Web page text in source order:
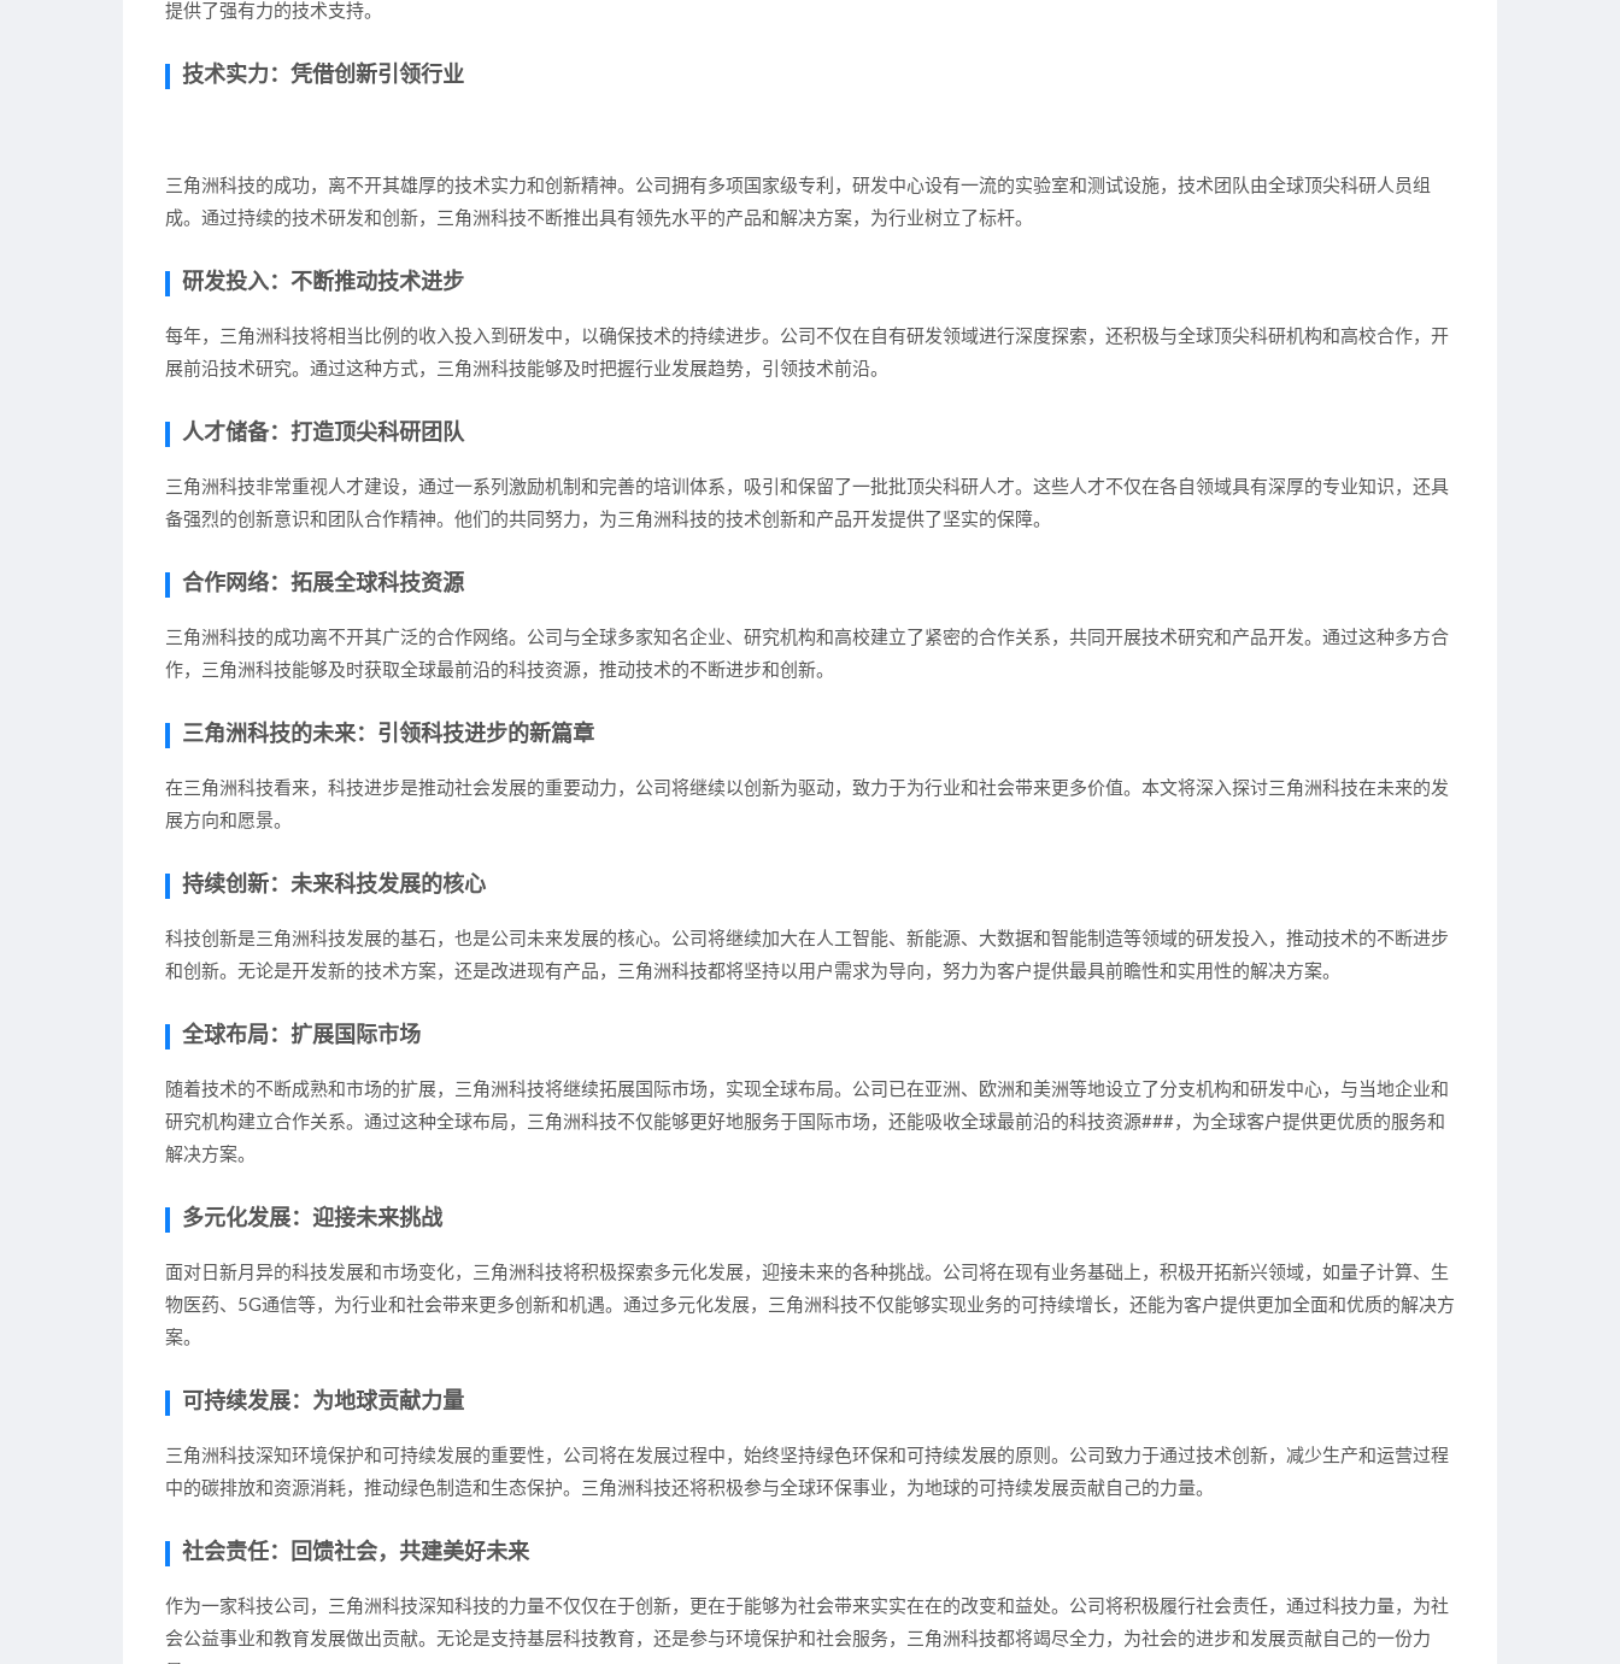
提供了强有力的技术支持。
技术实力：凭借创新引领行业
三角洲科技的成功，离不开其雄厚的技术实力和创新精神。公司拥有多项国家级专利，研发中心设有一流的实验室和测试设施，技术团队由全球顶尖科研人员组
成。通过持续的技术研发和创新，三角洲科技不断推出具有领先水平的产品和解决方案，为行业树立了标杆。
研发投入：不断推动技术进步
每年，三角洲科技将相当比例的收入投入到研发中，以确保技术的持续进步。公司不仅在自有研发领域进行深度探索，还积极与全球顶尖科研机构和高校合作，开
展前沿技术研究。通过这种方式，三角洲科技能够及时把握行业发展趋势，引领技术前沿。
人才储备：打造顶尖科研团队
三角洲科技非常重视人才建设，通过一系列激励机制和完善的培训体系，吸引和保留了一批批顶尖科研人才。这些人才不仅在各自领域具有深厚的专业知识，还具
备强烈的创新意识和团队合作精神。他们的共同努力，为三角洲科技的技术创新和产品开发提供了坚实的保障。
合作网络：拓展全球科技资源
三角洲科技的成功离不开其广泛的合作网络。公司与全球多家知名企业、研究机构和高校建立了紧密的合作关系，共同开展技术研究和产品开发。通过这种多方合
作，三角洲科技能够及时获取全球最前沿的科技资源，推动技术的不断进步和创新。
三角洲科技的未来：引领科技进步的新篇章
在三角洲科技看来，科技进步是推动社会发展的重要动力，公司将继续以创新为驱动，致力于为行业和社会带来更多价值。本文将深入探讨三角洲科技在未来的发
展方向和愿景。
持续创新：未来科技发展的核心
科技创新是三角洲科技发展的基石，也是公司未来发展的核心。公司将继续加大在人工智能、新能源、大数据和智能制造等领域的研发投入，推动技术的不断进步
和创新。无论是开发新的技术方案，还是改进现有产品，三角洲科技都将坚持以用户需求为导向，努力为客户提供最具前瞻性和实用性的解决方案。
全球布局：扩展国际市场
随着技术的不断成熟和市场的扩展，三角洲科技将继续拓展国际市场，实现全球布局。公司已在亚洲、欧洲和美洲等地设立了分支机构和研发中心，与当地企业和
研究机构建立合作关系。通过这种全球布局，三角洲科技不仅能够更好地服务于国际市场，还能吸收全球最前沿的科技资源###，为全球客户提供更优质的服务和
解决方案。
多元化发展：迎接未来挑战
面对日新月异的科技发展和市场变化，三角洲科技将积极探索多元化发展，迎接未来的各种挑战。公司将在现有业务基础上，积极开拓新兴领域，如量子计算、生
物医药、5G通信等，为行业和社会带来更多创新和机遇。通过多元化发展，三角洲科技不仅能够实现业务的可持续增长，还能为客户提供更加全面和优质的解决方
案。
可持续发展：为地球贡献力量
三角洲科技深知环境保护和可持续发展的重要性，公司将在发展过程中，始终坚持绿色环保和可持续发展的原则。公司致力于通过技术创新，减少生产和运营过程
中的碳排放和资源消耗，推动绿色制造和生态保护。三角洲科技还将积极参与全球环保事业，为地球的可持续发展贡献自己的力量。
社会责任：回馈社会，共建美好未来
作为一家科技公司，三角洲科技深知科技的力量不仅仅在于创新，更在于能够为社会带来实实在在的改变和益处。公司将积极履行社会责任，通过科技力量，为社
会公益事业和教育发展做出贡献。无论是支持基层科技教育，还是参与环境保护和社会服务，三角洲科技都将竭尽全力，为社会的进步和发展贡献自己的一份力